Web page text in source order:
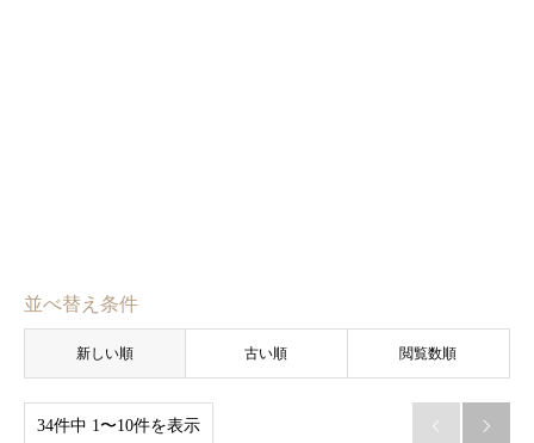
並べ替え条件
新しい順 古い順 閲覧数順
34件中 1〜10件を表示  